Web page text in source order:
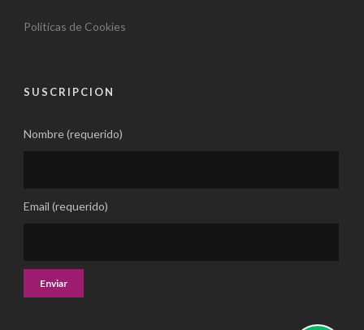
Políticas de Cookies
SUSCRIPCION
Nombre (requerido)
Email (requerido)